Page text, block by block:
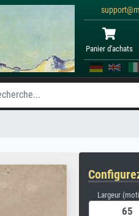
Panier d'achats
Largeur